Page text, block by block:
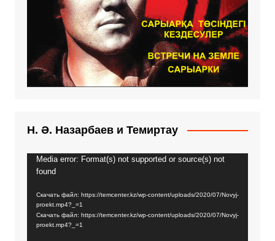
Н. Ә. Назарбаев и Темиртау
Видеоплеер
Media error: Format(s) not supported or source(s) not
found
Скачать файл: https://temcenter.kz/wp-content/uploads/2020/07/Novyj-
proekt.mp4?_=1
Скачать файл: https://temcenter.kz/wp-content/uploads/2020/07/Novyj-
proekt.mp4?_=1